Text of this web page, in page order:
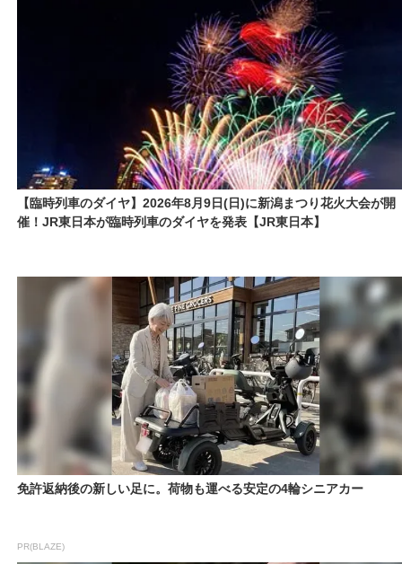
【臨時列車のダイヤ】2026年8月9日(日)に新潟まつり花火大会が開
催！JR東日本が臨時列車のダイヤを発表【JR東日本】
免許返納後の新しい足に。荷物も運べる安定の4輪シニアカー
PR(BLAZE)